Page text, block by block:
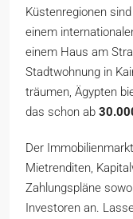
Küstenregionen
einem
einem Haus am
Stadtwohnung in
träumen, Ägypten
das schon ab
Der
Mietrenditen,
Zahlungspläne
Investoren an.